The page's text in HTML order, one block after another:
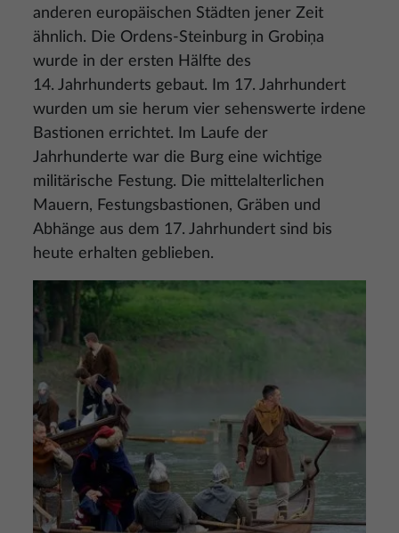
anderen europäischen Städten jener Zeit
ähnlich. Die Ordens-Steinburg in Grobiņa
wurde in der ersten Hälfte des
14. Jahrhunderts gebaut. Im 17. Jahrhundert
wurden um sie herum vier sehenswerte irdene
Bastionen errichtet. Im Laufe der
Jahrhunderte war die Burg eine wichtige
militärische Festung. Die mittelalterlichen
Mauern, Festungsbastionen, Gräben und
Abhänge aus dem 17. Jahrhundert sind bis
heute erhalten geblieben.
Bild